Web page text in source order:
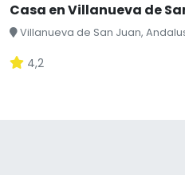
Casa en Villanueva de
Villanueva de San Juan,
4,2